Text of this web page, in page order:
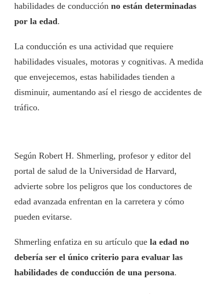
habilidades de conducción no están determinadas
por la edad.
La conducción es una actividad que requiere
habilidades visuales, motoras y cognitivas. A medida
que envejecemos, estas habilidades tienden a
disminuir, aumentando así el riesgo de accidentes de
tráfico.
Según Robert H. Shmerling, profesor y editor del
portal de salud de la Universidad de Harvard,
advierte sobre los peligros que los conductores de
edad avanzada enfrentan en la carretera y cómo
pueden evitarse.
Shmerling enfatiza en su artículo que la edad no
debería ser el único criterio para evaluar las
habilidades de conducción de una persona.